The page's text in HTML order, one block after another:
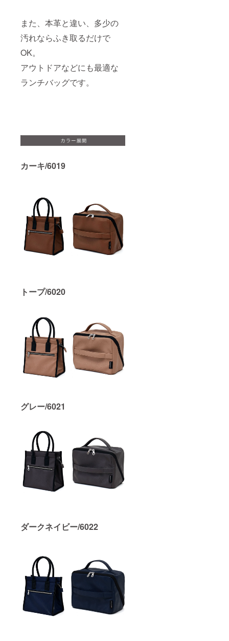
また、本革と違い、多少の
汚れならふき取るだけで
OK。
アウトドアなどにも最適な
ランチバッグです。
カーキ/6019
トープ/6020
グレー/6021
ダークネイビー/6022